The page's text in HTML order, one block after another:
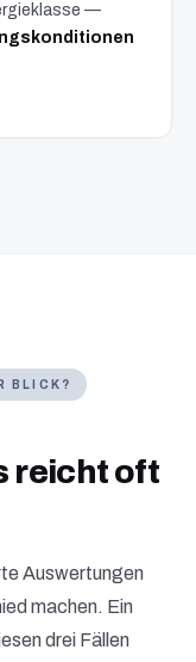
—
BLICK?
reicht oft
Auswertungen
machen. Ein
drei Fällen